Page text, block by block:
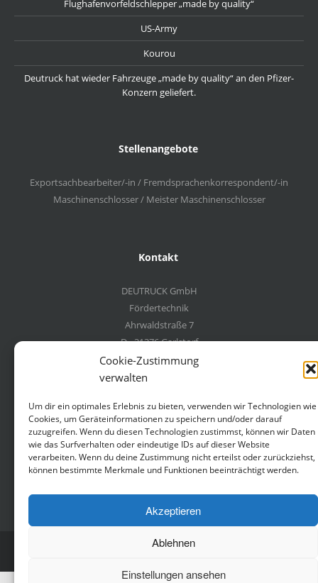
Cookie-Zustimmung
verwalten
Um dir ein optimales Erlebnis zu bieten, verwenden wir Technologien wie
Cookies, um Geräteinformationen zu speichern und/oder darauf
zuzugreifen. Wenn du diesen Technologien zustimmst, können wir Daten
wie das Surfverhalten oder eindeutige IDs auf dieser Website
verarbeiten. Wenn du deine Zustimmung nicht erteilst oder zurückziehst,
können bestimmte Merkmale und Funktionen beeinträchtigt werden.
Akzeptieren
Ablehnen
Einstellungen ansehen
Flughafenvorfeldschlepper „made by quality“
US-Army
Kourou
Deutruck hat wieder Fahrzeuge „made by quality“ an den Pfizer-
Konzern geliefert.
Stellenangebote
Exportsachbearbeiter/-in / Fremdsprachenkorrespondent/-in
Maschinenschlosser / Meister Maschinenschlosser
Kontakt
DEUTRUCK GmbH
Fördertechnik
Ahrwaldstraße 7
D - 21376 Garlstorf
Germany
+49 4172 6059
deutruck@deutruck.com
Copyrights © 2015 DEUTRUCK GmbH, All Rights Reserved